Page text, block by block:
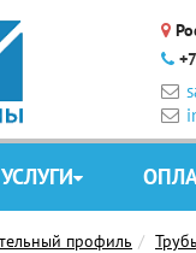
УСЛУГИ
профиль